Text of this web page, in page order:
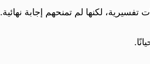
لكنها لم تمنحهم إجابة نهائية.